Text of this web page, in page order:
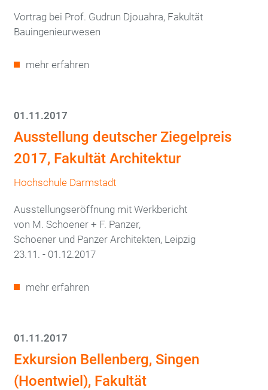
Vortrag bei Prof. Gudrun Djouahra, Fakultät
Bauingenieurwesen
mehr erfahren
01.11.2017
Ausstellung deutscher Ziegelpreis
2017, Fakultät Architektur
Hochschule Darmstadt
Ausstellungseröffnung mit Werkbericht
von M. Schoener + F. Panzer,
Schoener und Panzer Architekten, Leipzig
23.11. - 01.12.2017
mehr erfahren
01.11.2017
Exkursion Bellenberg, Singen
(Hoentwiel), Fakultät